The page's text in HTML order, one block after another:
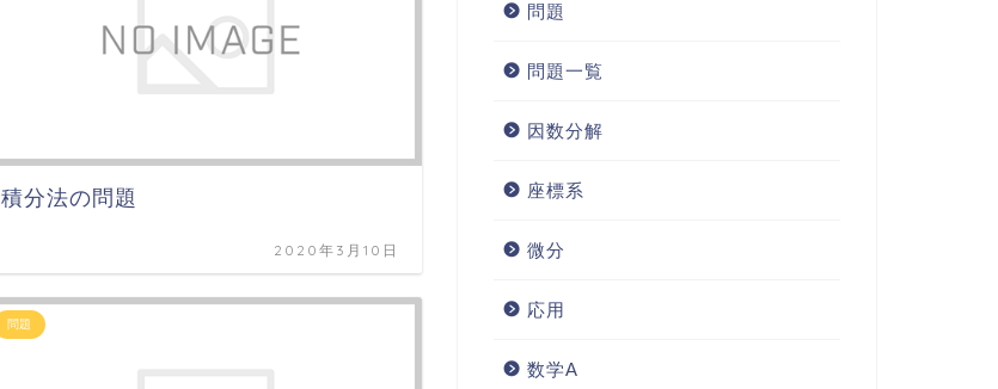
積分法の問題
2020年3月10日
問題
問題
問題一覧
因数分解
座標系
微分
応用
数学A